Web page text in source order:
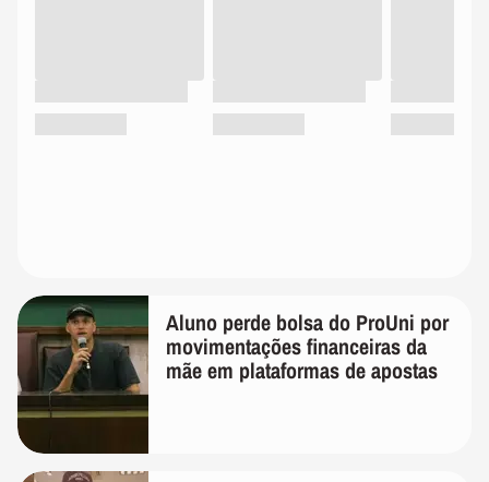
Aluno perde bolsa do ProUni por
movimentações financeiras da
mãe em plataformas de apostas